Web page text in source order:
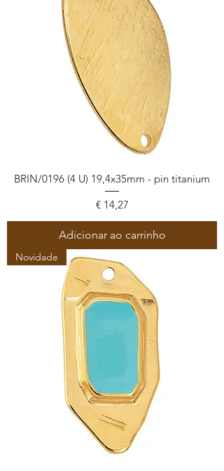
BRIN/0196 (4 U) 19,4x35mm - pin titanium
Preço
€ 14,27
Adicionar ao carrinho
Novidade